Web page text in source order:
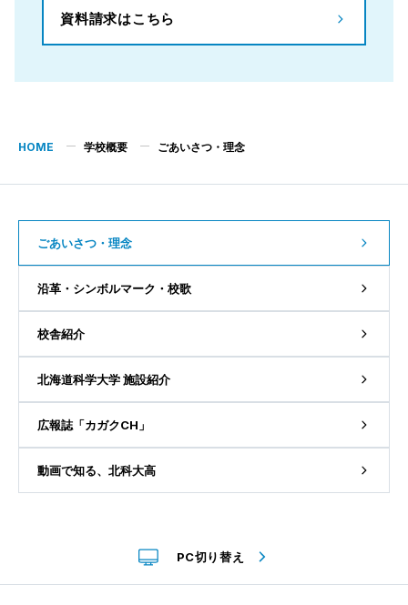
資料請求はこちら
HOME 学校概要 ごあいさつ・理念
ごあいさつ・理念
沿革・シンボルマーク・校歌
校舎紹介
北海道科学大学 施設紹介
広報誌「カガクCH」
動画で知る、北科大高
PC切り替え